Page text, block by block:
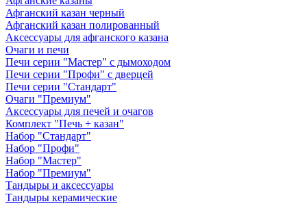
Афганский казан черный
Афганский казан полированный
Аксессуары для афганского казана
Очаги и печи
Печи серии "Мастер" с дымоходом
Печи серии "Профи" с дверцей
Печи серии "Стандарт"
Очаги "Премиум"
Аксессуары для печей и очагов
Комплект "Печь + казан"
Набор "Стандарт"
Набор "Профи"
Набор "Мастер"
Набор "Премиум"
Тандыры и аксессуары
Тандыры керамические